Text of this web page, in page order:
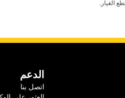
الغيار.
الدعم
اتصل بنا